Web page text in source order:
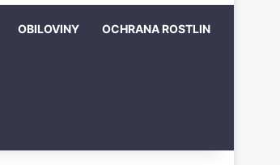
OBILOVINY OCHRANA ROSTLIN